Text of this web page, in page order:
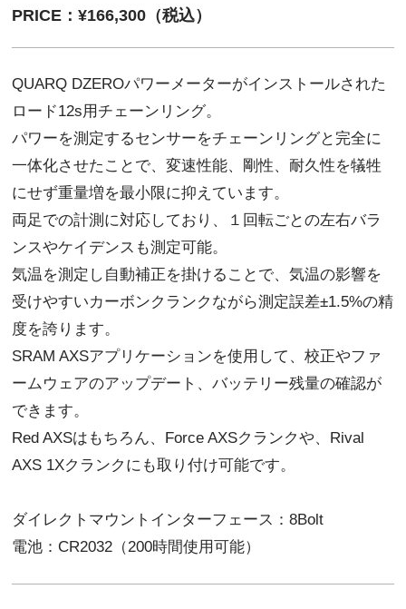
PRICE：¥166,300（税込）
QUARQ DZEROパワーメーターがインストールされた
ロード12s用チェーンリング。
パワーを測定するセンサーをチェーンリングと完全に
一体化させたことで、変速性能、剛性、耐久性を犠牲
にせず重量増を最小限に抑えています。
両足での計測に対応しており、１回転ごとの左右バラ
ンスやケイデンスも測定可能。
気温を測定し自動補正を掛けることで、気温の影響を
受けやすいカーボンクランクながら測定誤差±1.5%の精
度を誇ります。
SRAM AXSアプリケーションを使用して、校正やファ
ームウェアのアップデート、バッテリー残量の確認が
できます。
Red AXSはもちろん、Force AXSクランクや、Rival
AXS 1Xクランクにも取り付け可能です。
ダイレクトマウントインターフェース：8Bolt
電池：CR2032（200時間使用可能）